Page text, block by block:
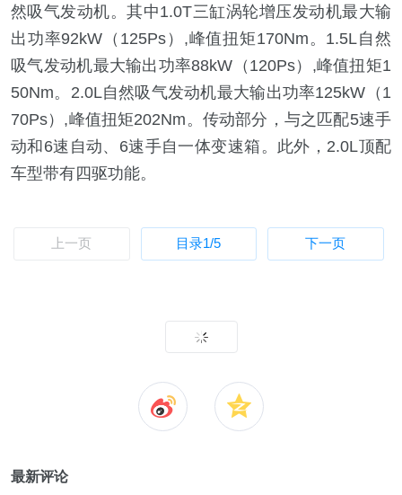
然吸气发动机。其中1.0T三缸涡轮增压发动机最大输
出功率92kW（125Ps）,峰值扭矩170Nm。1.5L自然
吸气发动机最大输出功率88kW（120Ps）,峰值扭矩1
50Nm。2.0L自然吸气发动机最大输出功率125kW（1
70Ps）,峰值扭矩202Nm。传动部分，与之匹配5速手
动和6速自动、6速手自一体变速箱。此外，2.0L顶配
车型带有四驱功能。
上一页 目录1/5 下一页
最新评论